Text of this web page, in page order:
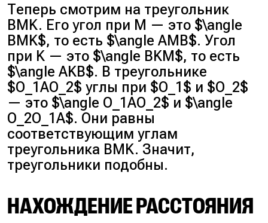
Теперь смотрим на треугольник
BMK. Его угол при M — это $\angle
BMK$, то есть $\angle AMB$. Угол
при K — это $\angle BKM$, то есть
$\angle AKB$. В треугольнике
$O_1AO_2$ углы при $O_1$ и $O_2$
— это $\angle O_1AO_2$ и $\angle
O_2O_1A$. Они равны
соответствующим углам
треугольника BMK. Значит,
треугольники подобны.
НАХОЖДЕНИЕ РАССТОЯНИЯ